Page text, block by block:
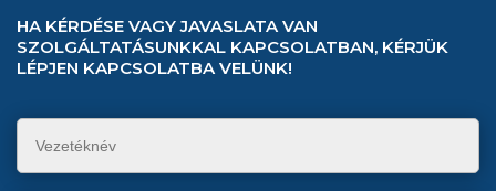
HA KÉRDÉSE VAGY JAVASLATA VAN
SZOLGÁLTATÁSUNKKAL KAPCSOLATBAN, KÉRJÜK
LÉPJEN KAPCSOLATBA VELÜNK!